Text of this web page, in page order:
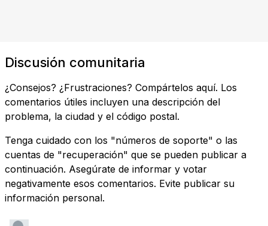
Discusión comunitaria
¿Consejos? ¿Frustraciones? Compártelos aquí. Los
comentarios útiles incluyen una descripción del
problema, la ciudad y el código postal.
Tenga cuidado con los "números de soporte" o las
cuentas de "recuperación" que se pueden publicar a
continuación. Asegúrate de informar y votar
negativamente esos comentarios. Evite publicar su
información personal.